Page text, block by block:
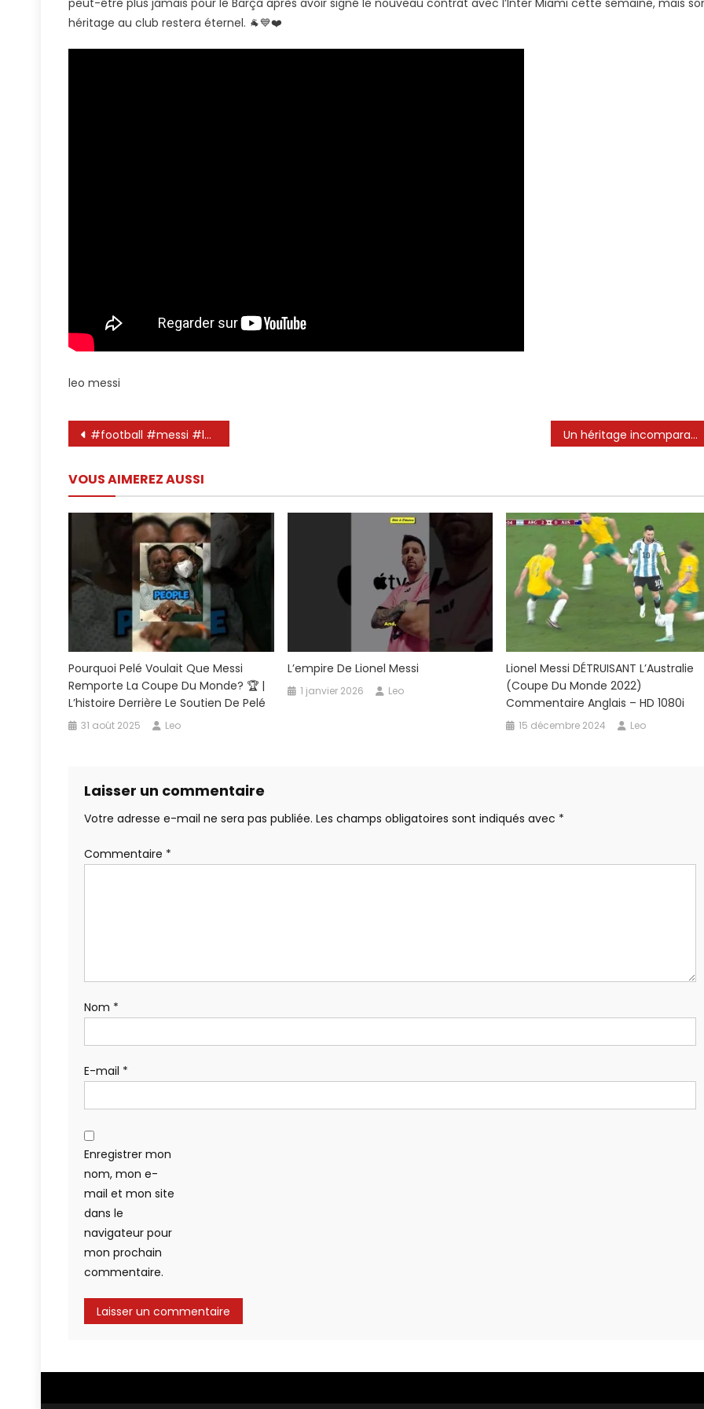
Le
héritage au club restera éternel. 🐐💙❤️
leo messi
Navigation
l’article
#football #messi #leomessi #funny #soccer #ronaldo #goat #aifunnyshort #ronaldoai #aifunnyshorts Un héritage incomparable 🐐☠️ #football #messi #ronaldo #viral#shorts#alnassr#leomessi #cr7#intermiami#edit
VOUS AIMEREZ AUSSI
Pourquoi Pelé Voulait Que Messi
Remporte La Coupe Du Monde? 🏆 |
L’histoire Derrière Le Soutien De Pelé
31 août 2025 Leo
L’empire De Lionel Messi
1 janvier 2026 Leo
Lionel Messi DÉTRUISANT L’Australie
(Coupe Du Monde 2022)
Commentaire Anglais – HD 1080i
15 décembre 2024 Leo
Laisser un commentaire
Votre adresse e-mail ne sera pas publiée. Les champs obligatoires sont indiqués avec *
Commentaire *
Nom *
E-mail *
Enregistrer mon
nom, mon e-
mail et mon site
dans le
navigateur pour
mon prochain
commentaire.